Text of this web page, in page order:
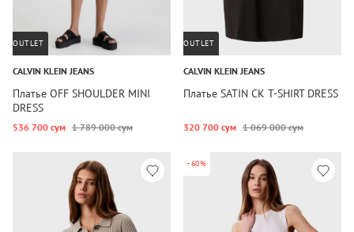
OUTLET
CALVIN KLEIN JEANS
Платье OFF SHOULDER MINI
DRESS
536 700 сум 1 789 000 сум
OUTLET
CALVIN KLEIN JEANS
Платье SATIN CK T-SHIRT DRESS
320 700 сум 1 069 000 сум
-60%